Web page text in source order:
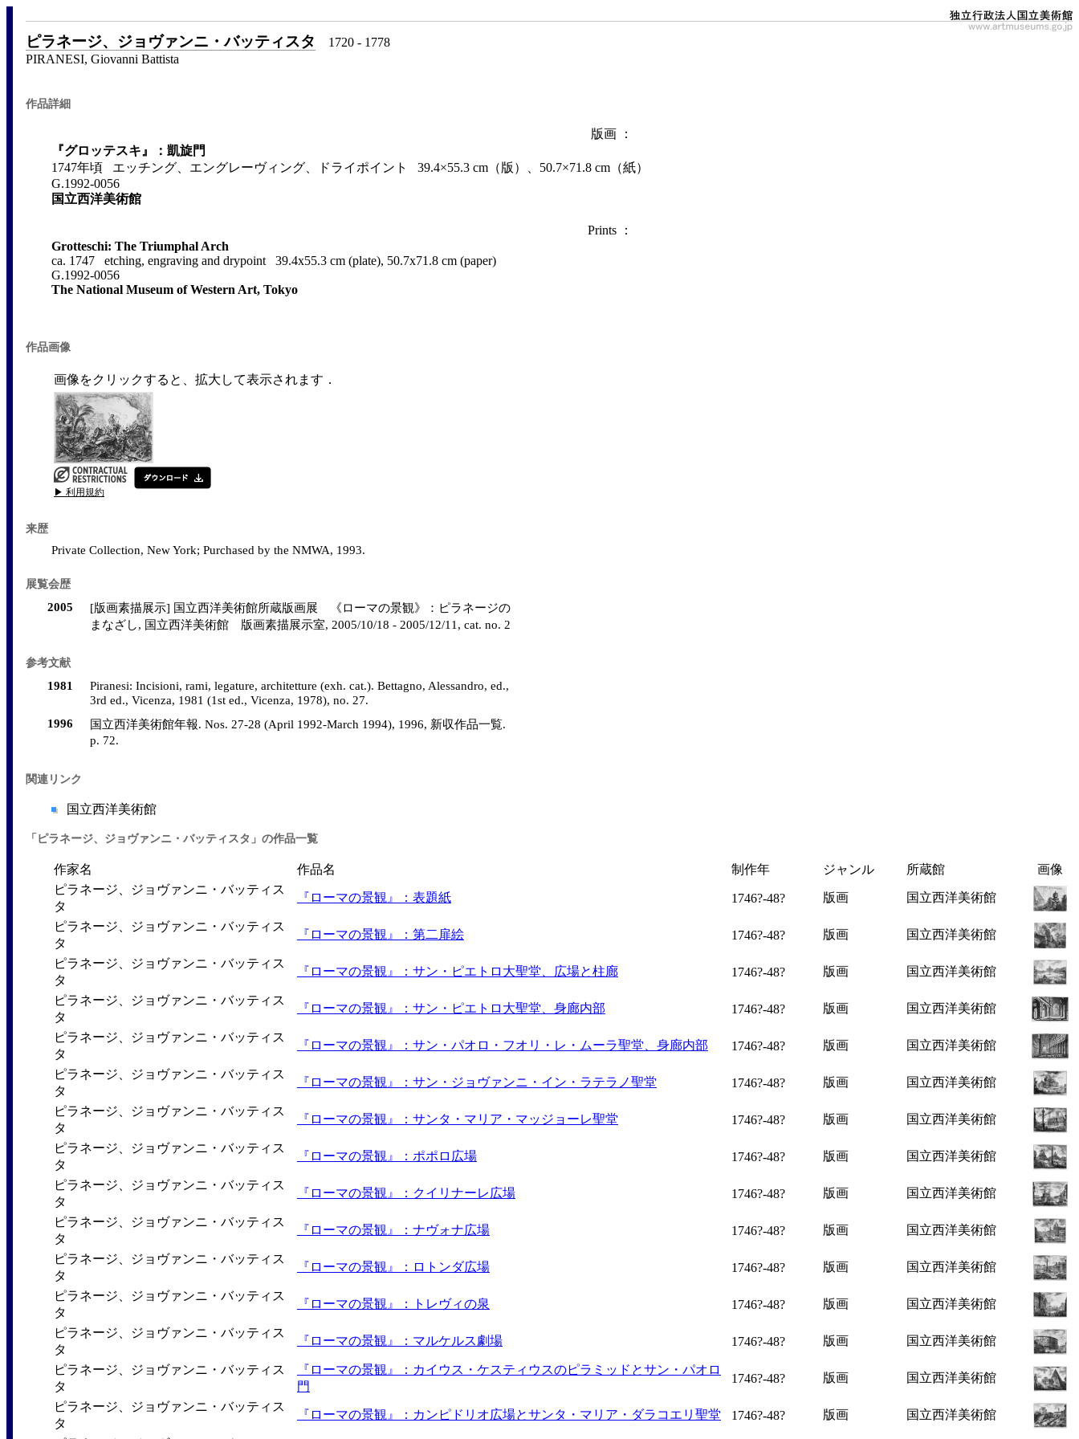
ピラネージ、ジョヴァンニ・バッティスタ
1720 - 1778
PIRANESI, Giovanni Battista
作品詳細
版画 ：
『グロッテスキ』：凱旋門
1747年頃 エッチング、エングレーヴィング、ドライポイント 39.4×55.3 cm（版）、50.7×71.8 cm（紙）
G.1992-0056
国立西洋美術館
Prints ：
Grotteschi: The Triumphal Arch
ca. 1747 etching, engraving and drypoint 39.4x55.3 cm (plate), 50.7x71.8 cm (paper)
G.1992-0056
The National Museum of Western Art, Tokyo
作品画像
画像をクリックすると、拡大して表示されます．
▶ 利用規約
来歴
Private Collection, New York; Purchased by the NMWA, 1993.
展覧会歴
2005
[版画素描展示] 国立西洋美術館所蔵版画展 《ローマの景観》：ピラネージの
まなざし, 国立西洋美術館 版画素描展示室, 2005/10/18 - 2005/12/11, cat. no. 2
参考文献
1981
Piranesi: Incisioni, rami, legature, architetture (exh. cat.). Bettagno, Alessandro, ed.,
3rd ed., Vicenza, 1981 (1st ed., Vicenza, 1978), no. 27.
1996
国立西洋美術館年報. Nos. 27-28 (April 1992-March 1994), 1996, 新収作品一覧.
p. 72.
関連リンク
国立西洋美術館
「ピラネージ、ジョヴァンニ・バッティスタ」の作品一覧
作家名 作品名 制作年 ジャンル 所蔵館
画像
ピラネージ、ジョヴァンニ・バッティス
タ
『ローマの景観』：表題紙 1746?-48? 版画 国立西洋美術館
ピラネージ、ジョヴァンニ・バッティス
タ
『ローマの景観』：第二扉絵 1746?-48? 版画 国立西洋美術館
ピラネージ、ジョヴァンニ・バッティス
タ
『ローマの景観』：サン・ピエトロ大聖堂、広場と柱廊 1746?-48? 版画 国立西洋美術館
ピラネージ、ジョヴァンニ・バッティス
タ
『ローマの景観』：サン・ピエトロ大聖堂、身廊内部 1746?-48? 版画 国立西洋美術館
ピラネージ、ジョヴァンニ・バッティス
タ
『ローマの景観』：サン・パオロ・フオリ・レ・ムーラ聖堂、身廊内部 1746?-48? 版画 国立西洋美術館
ピラネージ、ジョヴァンニ・バッティス
タ
『ローマの景観』：サン・ジョヴァンニ・イン・ラテラノ聖堂 1746?-48? 版画 国立西洋美術館
ピラネージ、ジョヴァンニ・バッティス
タ
『ローマの景観』：サンタ・マリア・マッジョーレ聖堂 1746?-48? 版画 国立西洋美術館
ピラネージ、ジョヴァンニ・バッティス
タ
『ローマの景観』：ポポロ広場 1746?-48? 版画 国立西洋美術館
ピラネージ、ジョヴァンニ・バッティス
タ
『ローマの景観』：クイリナーレ広場 1746?-48? 版画 国立西洋美術館
ピラネージ、ジョヴァンニ・バッティス
タ
『ローマの景観』：ナヴォナ広場 1746?-48? 版画 国立西洋美術館
ピラネージ、ジョヴァンニ・バッティス
タ
『ローマの景観』：ロトンダ広場 1746?-48? 版画 国立西洋美術館
ピラネージ、ジョヴァンニ・バッティス
タ
『ローマの景観』：トレヴィの泉 1746?-48? 版画 国立西洋美術館
ピラネージ、ジョヴァンニ・バッティス
タ
『ローマの景観』：マルケルス劇場 1746?-48? 版画 国立西洋美術館
ピラネージ、ジョヴァンニ・バッティス
タ
『ローマの景観』：カイウス・ケスティウスのピラミッドとサン・パオロ
門
1746?-48? 版画 国立西洋美術館
ピラネージ、ジョヴァンニ・バッティス
タ
『ローマの景観』：カンピドリオ広場とサンタ・マリア・ダラコエリ聖堂 1746?-48? 版画 国立西洋美術館